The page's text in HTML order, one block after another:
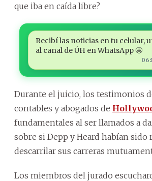
que iba en caída libre?
Recibí las noticias en tu celular,
al canal de ÚH en WhatsApp 🤩
Durante el juicio, los testimonios
contables y abogados de
fundamentales al ser llamados a
sobre si Depp y Heard habían sido
descarrilar sus carreras
Los miembros del jurado